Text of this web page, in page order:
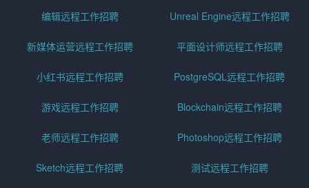
编辑远程工作招聘 Unreal Engine远程工作招聘
新媒体运营远程工作招聘 平面设计师远程工作招聘
小红书远程工作招聘 PostgreSQL远程工作招聘
游戏远程工作招聘 Blockchain远程工作招聘
老师远程工作招聘 Photoshop远程工作招聘
Sketch远程工作招聘 测试远程工作招聘